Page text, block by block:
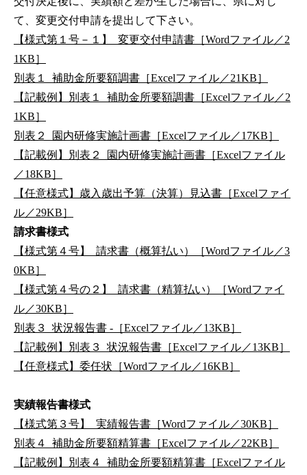
て、変更交付申請を提出して下さい。
【様式第１号－１】_変更交付申請書［Wordファイル／2
1KB］
別表１_補助金所要額調書［Excelファイル／21KB］
【記載例】別表１_補助金所要額調書［Excelファイル／2
1KB］
別表２_園内研修実施計画書［Excelファイル／17KB］
【記載例】別表２_園内研修実施計画書［Excelファイル
／18KB］
【任意様式】歳入歳出予算（決算）見込書［Excelファイ
ル／29KB］
請求書様式
【様式第４号】_請求書（概算払い）［Wordファイル／3
0KB］
【様式第４号の２】_請求書（精算払い）［Wordファイ
ル／30KB］
別表３_状況報告書 -［Excelファイル／13KB］
【記載例】別表３_状況報告書［Excelファイル／13KB］
【任意様式】委任状［Wordファイル／16KB］
実績報告書様式
【様式第３号】_実績報告書［Wordファイル／30KB］
別表４_補助金所要額精算書［Excelファイル／22KB］
【記載例】別表４_補助金所要額精算書［Excelファイル